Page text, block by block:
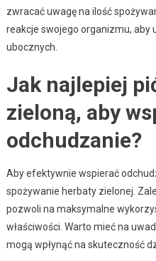
zwracać uwagę na ilość
reakcje swojego organizmu, aby
ubocznych.
Jak najlepiej
zieloną, aby
odchudzanie?
Aby efektywnie wspierać
spożywanie herbaty zielonej.
pozwoli na maksymalne
właściwości. Warto mieć na
mogą wpłynąć na skuteczność